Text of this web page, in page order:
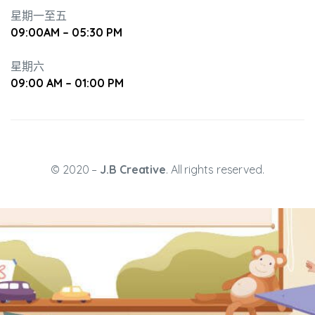
星期一至五
09:00AM – 05:30 PM
星期六
09:00 AM – 01:00 PM
© 2020 – J.B Creative. All rights reserved.
養幼兒